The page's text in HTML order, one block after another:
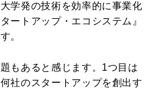
学発の技術を効率的に事業化
ートアップ・エコシステム』
。
もあると感じます。1つ目は
社のスタートアップを創出す